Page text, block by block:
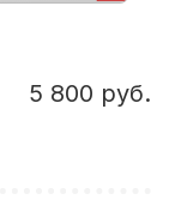
5 800 руб.